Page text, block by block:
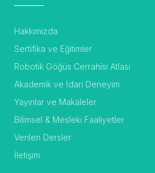
Hakkımızda
Sertifika ve Eğitimler
Robotik Göğüs Cerrahisi Atlası
Akademik ve İdari Deneyim
Yayınlar ve Makaleler
Bilimsel & Mesleki Faaliyetler
Verilen Dersler
İletişim